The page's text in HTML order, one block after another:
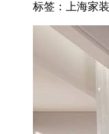
标签：上海家